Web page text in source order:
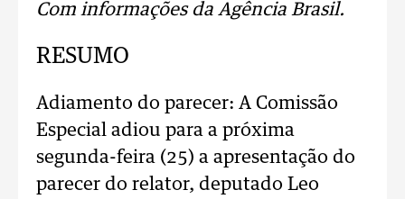
Com informações da Agência Brasil.
RESUMO
Adiamento do parecer: A Comissão
Especial adiou para a próxima
segunda-feira (25) a apresentação do
parecer do relator, deputado Leo